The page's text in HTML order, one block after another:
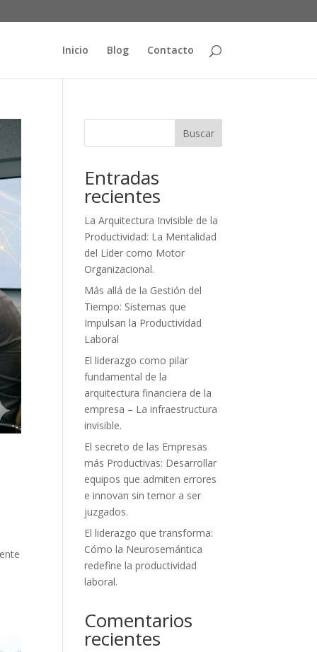
Inicio Blog Contacto
Buscar
Entradas
recientes
La Arquitectura Invisible de la
Productividad: La Mentalidad
del Líder como Motor
Organizacional.
Más allá de la Gestión del
Tiempo: Sistemas que
Impulsan la Productividad
Laboral
El liderazgo como pilar
fundamental de la
arquitectura financiera de la
empresa – La infraestructura
invisible.
El secreto de las Empresas
más Productivas: Desarrollar
equipos que admiten errores
e innovan sin temor a ser
juzgados.
El liderazgo que transforma:
Cómo la Neurosemántica
redefine la productividad
laboral.
Comentarios
recientes